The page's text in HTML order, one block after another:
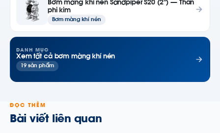
Bơm màng khí nén Sandpiper S20 (2″) — Thân
phi kim
Bơm màng khí nén
DANH MỤC
Xem tất cả bơm màng khí nén
19 sản phẩm
ĐỌC THÊM
Bài viết liên quan